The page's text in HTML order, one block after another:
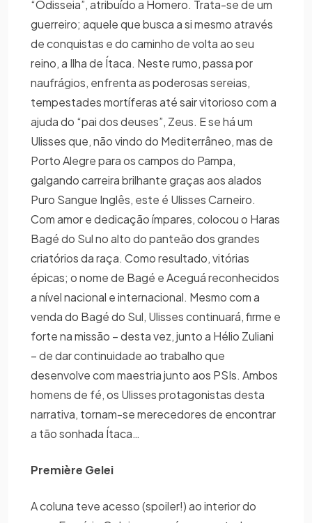
“Odisseia”, atribuído a Homero. Trata-se de um
guerreiro; aquele que busca a si mesmo através
de conquistas e do caminho de volta ao seu
reino, a Ilha de Ítaca. Neste rumo, passa por
naufrágios, enfrenta as poderosas sereias,
tempestades mortíferas até sair vitorioso com a
ajuda do “pai dos deuses”, Zeus. E se há um
Ulisses que, não vindo do Mediterrâneo, mas de
Porto Alegre para os campos do Pampa,
galgando carreira brilhante graças aos alados
Puro Sangue Inglês, este é Ulisses Carneiro.
Com amor e dedicação ímpares, colocou o Haras
Bagé do Sul no alto do panteão dos grandes
criatórios da raça. Como resultado, vitórias
épicas; o nome de Bagé e Aceguá reconhecidos
a nível nacional e internacional. Mesmo com a
venda do Bagé do Sul, Ulisses continuará, firme e
forte na missão – desta vez, junto a Hélio Zuliani
– de dar continuidade ao trabalho que
desenvolve com maestria junto aos PSIs. Ambos
homens de fé, os Ulisses protagonistas desta
narrativa, tornam-se merecedores de encontrar
a tão sonhada Ítaca…
Première Gelei
A coluna teve acesso (spoiler!) ao interior do